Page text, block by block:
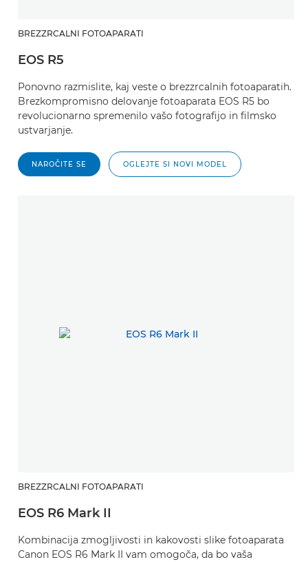
BREZZRCALNI FOTOAPARATI
EOS R5
Ponovno razmislite, kaj veste o brezzrcalnih fotoaparatih.
Brezkompromisno delovanje fotoaparata EOS R5 bo
revolucionarno spremenilo vašo fotografijo in filmsko
ustvarjanje.
NAROČITE SE OGLEJTE SI NOVI MODEL
BREZZRCALNI FOTOAPARATI
EOS R6 Mark II
Kombinacija zmogljivosti in kakovosti slike fotoaparata
Canon EOS R6 Mark II vam omogoča, da bo vaša